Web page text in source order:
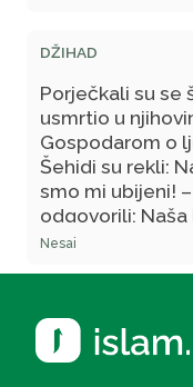
DŽIHAD
Porječkali su se
usmrtio u
Gospodarom o
Šehidi su rekli:
smo mi ubijeni!
odgovorili:
mi umrli! – Tada
njima! - Njihove
Nesai